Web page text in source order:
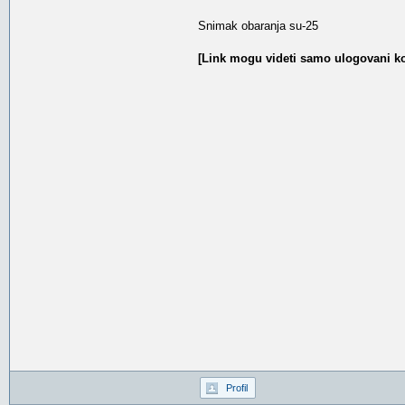
Snimak obaranja su-25
[Link mogu videti samo ulogovani
Profil